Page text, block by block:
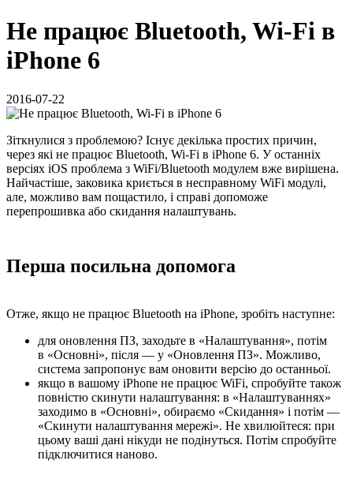
Не працює Bluetooth, Wi-Fi в
iPhone 6
2016-07-22
Зіткнулися з проблемою? Існує декілька простих причин,
через які не працює Bluetooth, Wi-Fi в iPhone 6. У останніх
версіях iOS проблема з WiFi/Bluetooth модулем вже вирішена.
Найчастіше, заковика криється в несправному WiFi модулі,
але, можливо вам пощастило, і справі допоможе
перепрошивка або скидання налаштувань.
Перша посильна допомога
Отже, якщо не працює Bluetooth на iPhone, зробіть наступне:
для оновлення ПЗ, заходьте в «Налаштування», потім
в «Основні», після — у «Оновлення ПЗ». Можливо,
система запропонує вам оновити версію до останньої.
якщо в вашому iPhone не працює WiFi, спробуйте також
повністю скинути налаштування: в «Налаштуваннях»
заходимо в «Основні», обираємо «Скидання» і потім —
«Скинути налаштування мережі». Не хвилюйтеся: при
цьому ваші дані нікуди не подінуться. Потім спробуйте
підключитися наново.